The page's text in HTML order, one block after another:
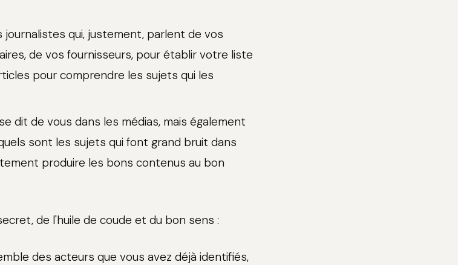
journalistes qui, justement, parlent de vos
de vos fournisseurs, pour établir votre liste
pour comprendre les sujets qui les
dit de vous dans les médias, mais également
sont les sujets qui font grand bruit dans
produire les bons contenus au bon
de l'huile de coude et du bon sens :
des acteurs que vous avez déjà identifiés,